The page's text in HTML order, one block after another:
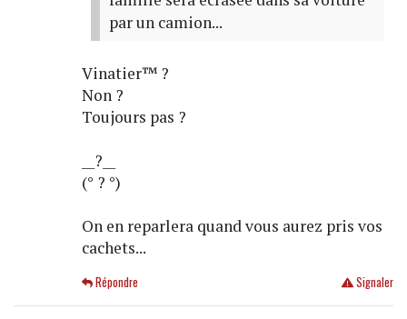
par un camion...
Vinatier™ ?
Non ?
Toujours pas ?
__?__
(° ? °)
On en reparlera quand vous aurez pris vos
cachets...
Signaler
Répondre